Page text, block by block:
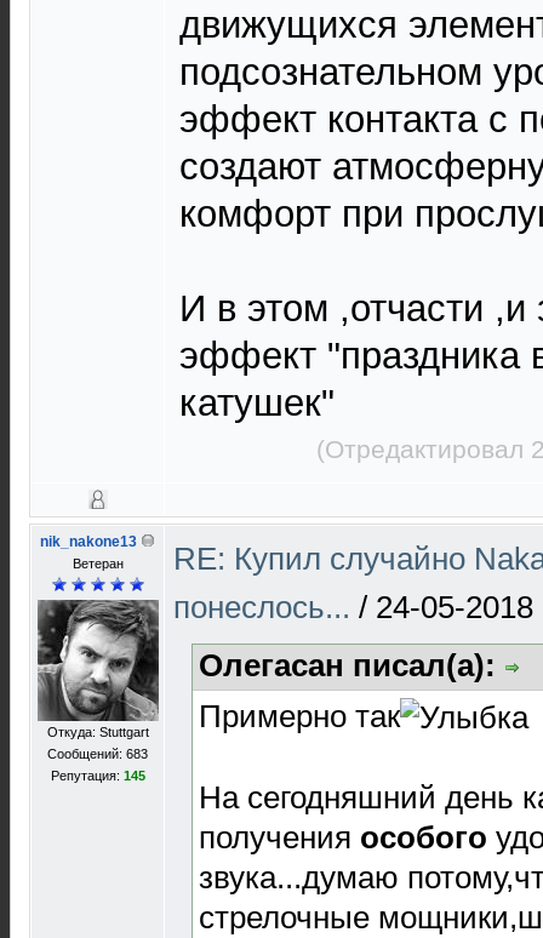
движущихся
подсознательном
эффект контакта с
создают
комфорт при
И в этом ,отчасти ,и
эффект
катушек"
(Отредактировал
nik_nakone13
Ветеран
Откуда: Stuttgart
Сообщений: 683
Репутация: 145
RE: Купил случайно
понеслось... / 24-05-2018
Олегасан писал(а):
Примерно так
На сегодняшний день
получения особого
звука...думаю
стрелочные